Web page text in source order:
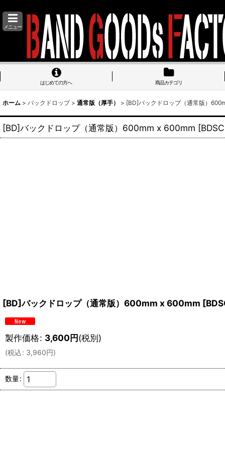
メニュー
はじめての方へ 商品カテゴリ
ホーム > バックドロップ > 通常版（厚手） > [BD]バックドロップ（通常版）
[BD]バックドロップ（通常版）600mm x 600mm [
[BD]バックドロップ（通常版）600mm x 600mm [
製作価格: 3,600円(税別)
(税込: 3,960円)
数量: